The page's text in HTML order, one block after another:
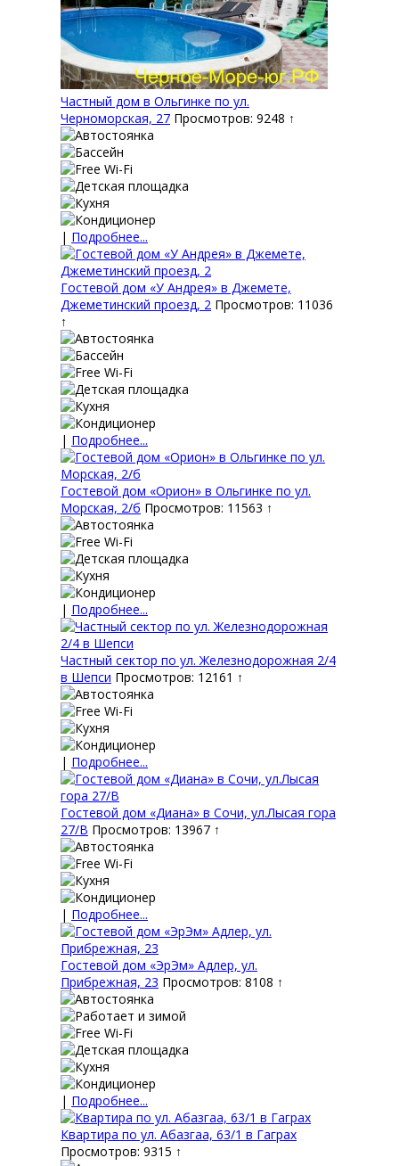
Частный дом в Ольгинке по ул.
Черноморская, 27 Просмотров: 9248 ↑
| Подробнее...
Гостевой дом «У Андрея» в Джемете,
Джеметинский проезд, 2 Просмотров: 11036
↑
| Подробнее...
Гостевой дом «Орион» в Ольгинке по ул.
Морская, 2/б Просмотров: 11563 ↑
| Подробнее...
Частный сектор по ул. Железнодорожная 2/4
в Шепси Просмотров: 12161 ↑
| Подробнее...
Гостевой дом «Диана» в Сочи, ул.Лысая гора
27/В Просмотров: 13967 ↑
| Подробнее...
Гостевой дом «ЭрЭм» Адлер, ул.
Прибрежная, 23 Просмотров: 8108 ↑
| Подробнее...
Квартира по ул. Абазгаа, 63/1 в Гаграх
Просмотров: 9315 ↑